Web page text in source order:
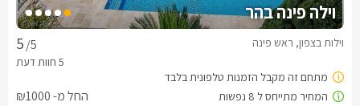
וילה פינה בהר
/5 וילות בצפון, ראש פינה
החל מ- ₪1000